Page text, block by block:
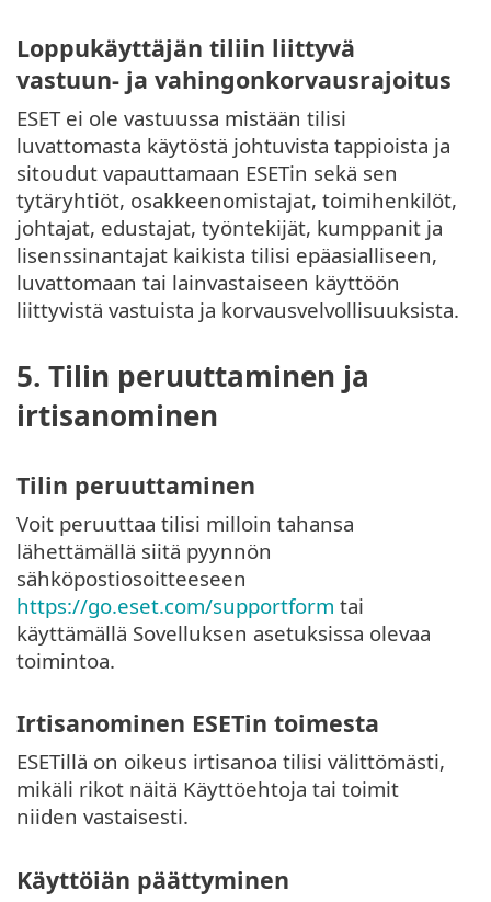
Loppukäyttäjän tiliin liittyvä
vastuun- ja vahingonkorvausrajoitus
ESET ei ole vastuussa mistään tilisi
luvattomasta käytöstä johtuvista tappioista ja
sitoudut vapauttamaan ESETin sekä sen
tytäryhtiöt, osakkeenomistajat, toimihenkilöt,
johtajat, edustajat, työntekijät, kumppanit ja
lisenssinantajat kaikista tilisi epäasialliseen,
luvattomaan tai lainvastaiseen käyttöön
liittyvistä vastuista ja korvausvelvollisuuksista.
5. Tilin peruuttaminen ja
irtisanominen
Tilin peruuttaminen
Voit peruuttaa tilisi milloin tahansa
lähettämällä siitä pyynnön
sähköpostiosoitteeseen
https://go.eset.com/supportform tai
käyttämällä Sovelluksen asetuksissa olevaa
toimintoa.
Irtisanominen ESETin toimesta
ESETillä on oikeus irtisanoa tilisi välittömästi,
mikäli rikot näitä Käyttöehtoja tai toimit
niiden vastaisesti.
Käyttöiän päättyminen